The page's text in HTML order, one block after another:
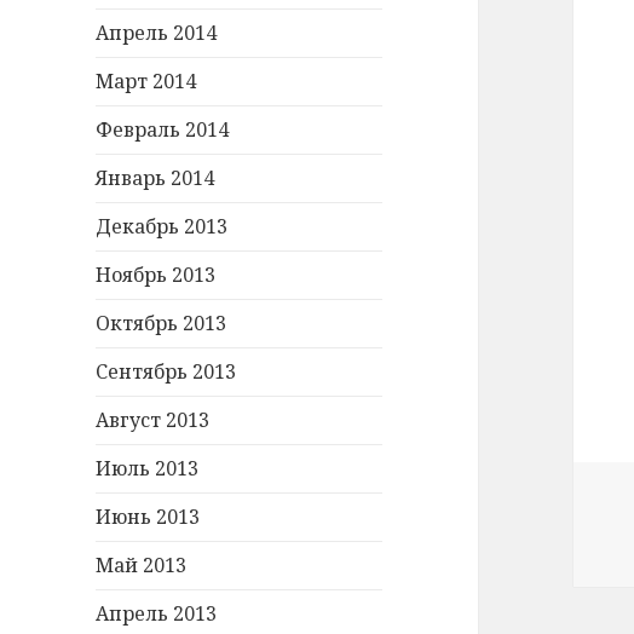
Апрель 2014
Март 2014
Февраль 2014
Январь 2014
Декабрь 2013
Ноябрь 2013
Октябрь 2013
Сентябрь 2013
Август 2013
Июль 2013
Июнь 2013
Май 2013
Апрель 2013